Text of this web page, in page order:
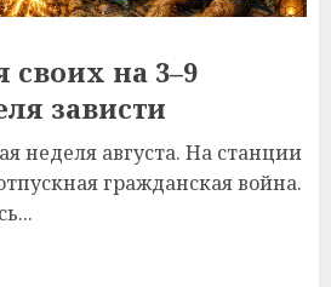
своих на 3–9
зависти
неделя августа. На станции
гражданская война.